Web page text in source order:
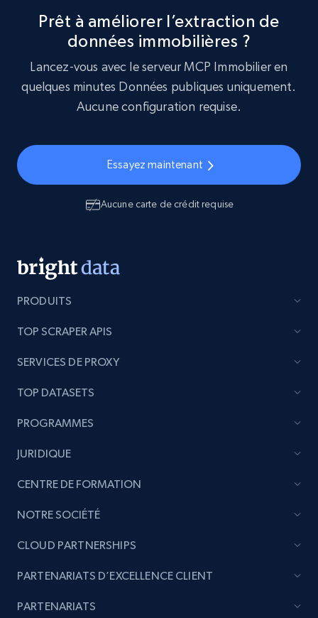
Prêt à améliorer l’extraction de
données immobilières ?
Lancez-vous avec le serveur MCP Immobilier en
quelques minutes Données publiques uniquement.
Aucune configuration requise.
Essayez maintenant
Aucune carte de crédit requise
PRODUITS
TOP SCRAPER APIS
SERVICES DE PROXY
TOP DATASETS
PROGRAMMES
JURIDIQUE
CENTRE DE FORMATION
NOTRE SOCIÉTÉ
CLOUD PARTNERSHIPS
PARTENARIATS D’EXCELLENCE CLIENT
PARTENARIATS